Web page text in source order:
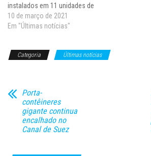
instalados em 11 unidades de
saúde, espalhadas por
diversas regiões do estado.
dessa vez, será montada em
10 de março de 2021
Em "Últimas notícias"
Categoria Últimas notícias
Porta-
contêineres
gigante continua
encalhado no
Canal de Suez